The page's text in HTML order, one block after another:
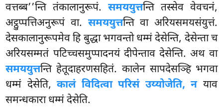
वत्तब्ब’’न्ति तंकालानुरूपं. समययुत्तन्ति तस्सेव वेवचनं,
अट्ठुप्पत्तिअनुरूपं वा. समययुत्तन्ति वा अरियसमयसंयुत्तं.
देसकालानुरूपमेव हि बुद्धा भगवन्तो धम्मं देसेन्ति, देसेन्ता च
अरियसम्मतं पटिच्चसमुप्पादनयं दीपेन्ताव देसेन्ति. अथ वा
समययुत्तन्ति हेतूदाहरणसहितं. कालेन सापदेसञ्हि भगवा
धम्मं देसेति,कालं विदित्वा परिसं उय्योजेति, नयाव
समन्धकारा धम्मं देसेति.